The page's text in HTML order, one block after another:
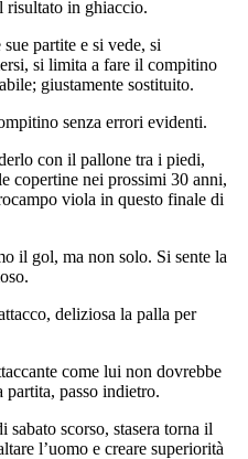
risultato in ghiaccio.
partite e si vede, si
si limita a fare il compitino
giustamente sostituito.
senza errori evidenti.
con il pallone tra i piedi,
copertine nei prossimi 30 anni,
viola in questo finale di
il gol, ma non solo. Si sente la
deliziosa la palla per
come lui non dovrebbe
partita, passo indietro.
scorso, stasera torna il
l’uomo e creare superiorità